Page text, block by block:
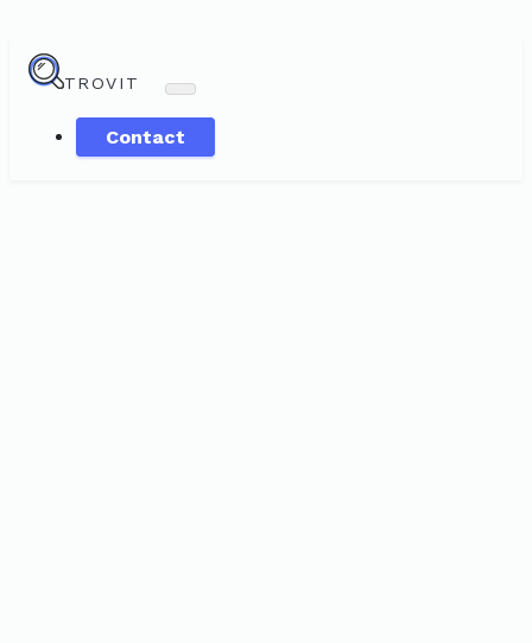
TROVIT
Contact